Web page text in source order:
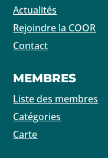
Actualités
Rejoindre la COOR
Contact
MEMBRES
Liste des membres
Catégories
Carte